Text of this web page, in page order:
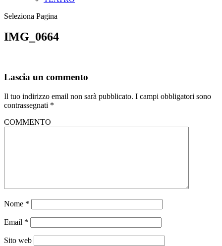
Seleziona Pagina
IMG_0664
Lascia un commento
Il tuo indirizzo email non sarà pubblicato. I campi obbligatori sono
contrassegnati *
COMMENTO
Nome *
Email *
Sito web